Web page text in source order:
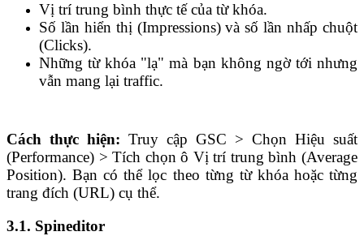
Vị trí trung bình thực tế của từ khóa.
Số lần hiển thị (Impressions) và số lần nhấp chuột
(Clicks).
Những từ khóa "lạ" mà bạn không ngờ tới nhưng
vẫn mang lại traffic.
Cách thực hiện: Truy cập GSC > Chọn Hiệu suất
(Performance) > Tích chọn ô Vị trí trung bình (Average
Position). Bạn có thể lọc theo từng từ khóa hoặc từng
trang đích (URL) cụ thể.
3.1. Spineditor